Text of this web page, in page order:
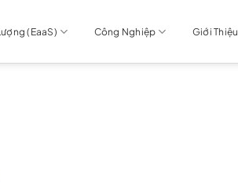
(EaaS) Công Nghiệp Giới Thiệu